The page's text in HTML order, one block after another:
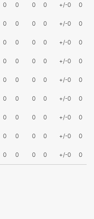
0 0 0 0 +/-0 0
0 0 0 0 +/-0 0
0 0 0 0 +/-0 0
0 0 0 0 +/-0 0
0 0 0 0 +/-0 0
0 0 0 0 +/-0 0
0 0 0 0 +/-0 0
0 0 0 0 +/-0 0
0 0 0 0 +/-0 0